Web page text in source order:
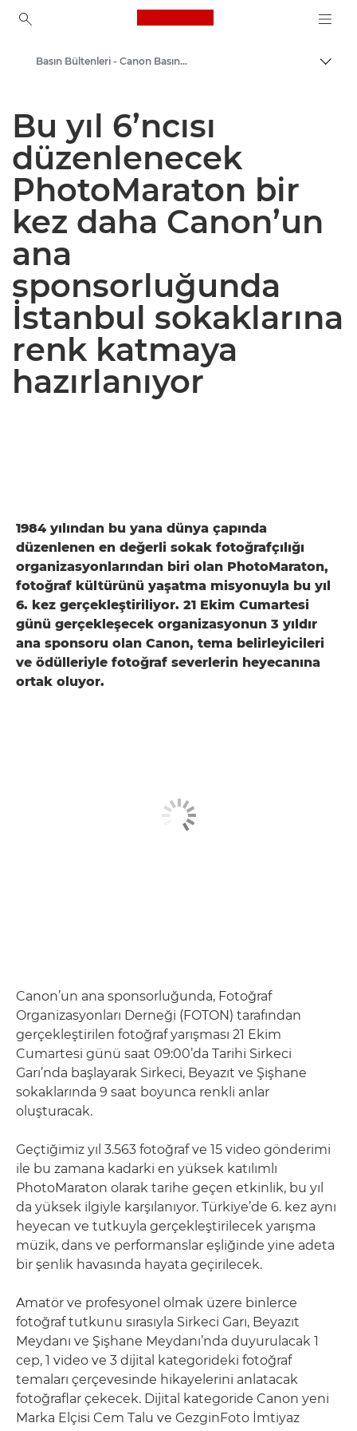
Canon Logo, back to
İçerik
Basın Merkezi
Basın Bültenleri - Canon Basın Merkezi
Bu yıl 6’ncısı
düzenlenecek
PhotoMaraton bir
kez daha Canon’un
ana
sponsorluğunda
İstanbul sokaklarına
renk katmaya
hazırlanıyor
1984 yılından bu yana dünya çapında
düzenlenen en değerli sokak fotoğrafçılığı
organizasyonlarından biri olan PhotoMaraton,
fotoğraf kültürünü yaşatma misyonuyla bu yıl
6. kez gerçekleştiriliyor. 21 Ekim Cumartesi
günü gerçekleşecek organizasyonun 3 yıldır
ana sponsoru olan Canon, tema belirleyicileri
ve ödülleriyle fotoğraf severlerin heyecanına
ortak oluyor.
Canon’un ana sponsorluğunda, Fotoğraf
Organizasyonları Derneği (FOTON) tarafından
gerçekleştirilen fotoğraf yarışması 21 Ekim
Cumartesi günü saat 09:00’da Tarihi Sirkeci
Garı’nda başlayarak Sirkeci, Beyazıt ve Şişhane
sokaklarında 9 saat boyunca renkli anlar
oluşturacak.
Geçtiğimiz yıl 3.563 fotoğraf ve 15 video gönderimi
ile bu zamana kadarki en yüksek katılımlı
PhotoMaraton olarak tarihe geçen etkinlik, bu yıl
da yüksek ilgiyle karşılanıyor. Türkiye’de 6. kez aynı
heyecan ve tutkuyla gerçekleştirilecek yarışma
müzik, dans ve performanslar eşliğinde yine adeta
bir şenlik havasında hayata geçirilecek.
Amatör ve profesyonel olmak üzere binlerce
fotoğraf tutkunu sırasıyla Sirkeci Garı, Beyazıt
Meydanı ve Şişhane Meydanı’nda duyurulacak 1
cep, 1 video ve 3 dijital kategorideki fotoğraf
temaları çerçevesinde hikayelerini anlatacak
fotoğraflar çekecek. Dijital kategoride Canon yeni
Marka Elçisi Cem Talu ve GezginFoto İmtiyaz